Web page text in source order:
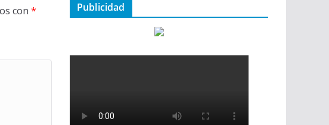
con * Publicidad